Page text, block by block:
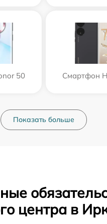
50 Смартфон
Показать больше
центра в